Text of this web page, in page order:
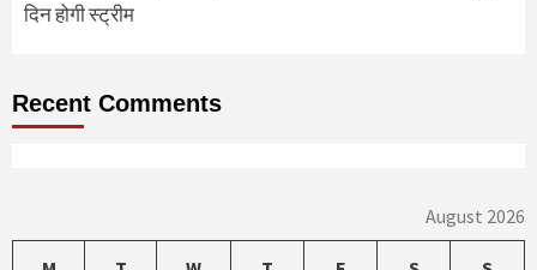
दिन होगी स्ट्रीम
Recent Comments
August 2026